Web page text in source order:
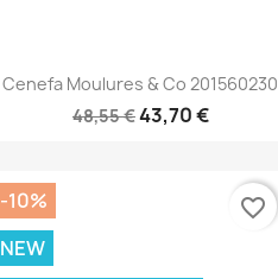
Vista rápida
Cenefa Moulures & Co 201560230
48,55 €43,70 €
-10%
NEW
favorite_border